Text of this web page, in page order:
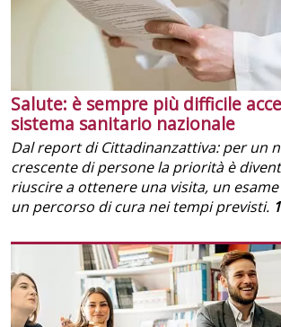
Salute: è sempre più difficile
sistema sanitario nazionale
Dal report di Cittadinanzattiva: per un
crescente di persone la priorità è
riuscire a ottenere una visita, un
un percorso di cura nei tempi previsti.